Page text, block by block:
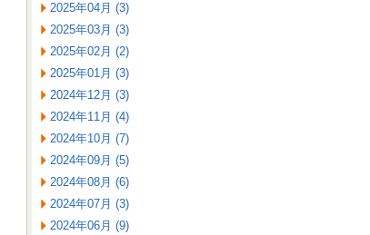
2025年04月 (3)
2025年03月 (3)
2025年02月 (2)
2025年01月 (3)
2024年12月 (3)
2024年11月 (4)
2024年10月 (7)
2024年09月 (5)
2024年08月 (6)
2024年07月 (3)
2024年06月 (9)